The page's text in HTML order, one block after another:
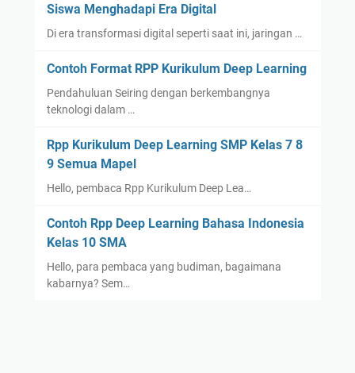
Siswa Menghadapi Era Digital
Di era transformasi digital seperti saat ini, jaringan …
Contoh Format RPP Kurikulum Deep Learning
Pendahuluan Seiring dengan berkembangnya
teknologi dalam …
Rpp Kurikulum Deep Learning SMP Kelas 7 8
9 Semua Mapel
Hello, pembaca Rpp Kurikulum Deep Lea…
Contoh Rpp Deep Learning Bahasa Indonesia
Kelas 10 SMA
Hello, para pembaca yang budiman, bagaimana
kabarnya? Sem…